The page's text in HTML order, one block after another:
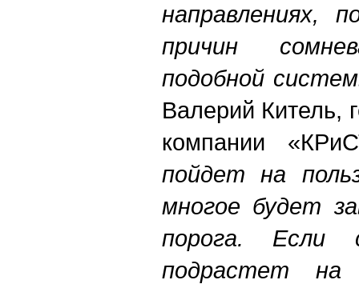
направлениях,
причин
подобной
Валерий Китель,
компании
пойдет на
многое будет
порога. Если
подрастет